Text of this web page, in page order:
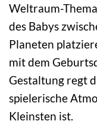
Weltraum-
des Babys
Planeten
mit dem
Gestaltung regt
spielerische
Kleinsten ist.